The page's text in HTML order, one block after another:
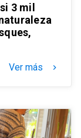
3 mil
Ver más keyboard_arrow_right